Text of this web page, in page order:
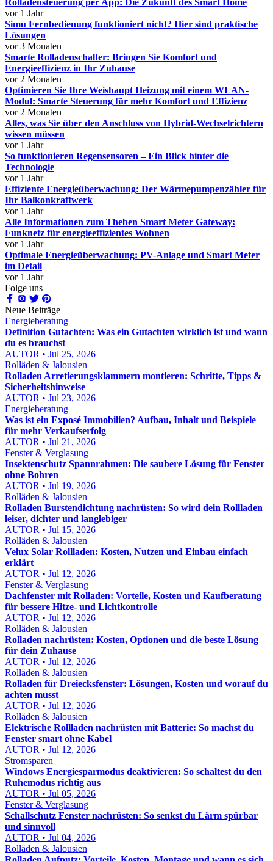
Rolladensteuerung per App: Die Zukunft des Smart Home
vor 1 Jahr
Simu Fernbedienung funktioniert nicht? Hier sind praktische
Lösungen
vor 3 Monaten
Smarte Rolladenschalter: Bringen Sie Komfort und
Energieeffizienz in Ihr Zuhause
vor 2 Monaten
Optimieren Sie Ihre Weishaupt Heizung mit einem WLAN-
Modul: Smarte Steuerung für mehr Komfort und Effizienz
vor 2 Monaten
Alles, was Sie über den Anschluss von Hybrid-Wechselrichtern
wissen müssen
vor 1 Jahr
So funktionieren Regensensoren – Ein Blick hinter die
Technologie
vor 1 Jahr
Effiziente Energieüberwachung: Der Wärmepumpenzähler für
Ihr Balkonkraftwerk
vor 1 Jahr
Alle Informationen zum Theben Smart Meter Gateway:
Funknetz für energieeffizientes Wohnen
vor 1 Jahr
Optimale Energieüberwachung: PV-Anlage und Smart Meter
im Detail
vor 1 Jahr
Folge uns
Neue Beiträge
Energieberatung
Definition Gutachten: Was ein Gutachten wirklich ist und wann
du es brauchst
AUTOR • Jul 25, 2026
Rolläden & Jalousien
Rolladen Arretierungsklammern montieren: Schritte, Tipps &
Sicherheitshinweise
AUTOR • Jul 23, 2026
Energieberatung
Was ist ein Exposé Immobilien? Aufbau, Inhalt und Beispiele
für mehr Verkaufserfolg
AUTOR • Jul 21, 2026
Fenster & Verglasung
Insektenschutz Spannrahmen: Die saubere Lösung für Fenster
ohne Bohren
AUTOR • Jul 19, 2026
Rolläden & Jalousien
Rolladen Burstendichtung nachrüsten: So wird dein Rollladen
leiser, dichter und langlebiger
AUTOR • Jul 15, 2026
Rolläden & Jalousien
Velux Solar Rollladen: Kosten, Nutzen und Einbau einfach
erklärt
AUTOR • Jul 12, 2026
Fenster & Verglasung
Dachfenster mit Rolladen: Vorteile, Kosten und Kaufberatung
für bessere Hitze- und Lichtkontrolle
AUTOR • Jul 12, 2026
Rolläden & Jalousien
Rolladen nachrüsten: Kosten, Optionen und die beste Lösung
für dein Zuhause
AUTOR • Jul 12, 2026
Rolläden & Jalousien
Rolladen für Dreiecksfenster: Lösungen, Kosten und worauf du
achten musst
AUTOR • Jul 12, 2026
Rolläden & Jalousien
Elektrische Rollladen nachrüsten mit Batterie: So machst du
Fenster smart ohne Kabel
AUTOR • Jul 12, 2026
Stromsparen
Windows Energiesparmodus deaktivieren: So schaltest du den
Ruhemodus richtig aus
AUTOR • Jul 05, 2026
Fenster & Verglasung
Schallschutz Fenster nachrüsten: So senkst du Lärm spürbar
und sinnvoll
AUTOR • Jul 04, 2026
Rolläden & Jalousien